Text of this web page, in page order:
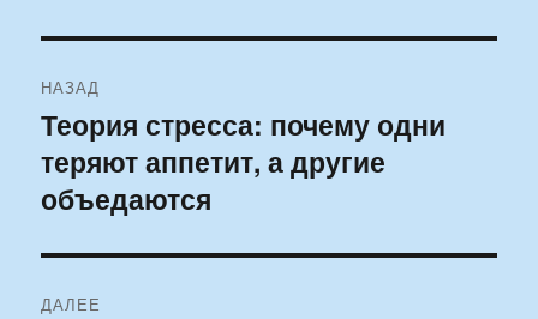
по
записям
НАЗАД
Предыдущая
запись:
Теория стресса: почему одни
теряют аппетит, а другие
объедаются
ДАЛЕЕ